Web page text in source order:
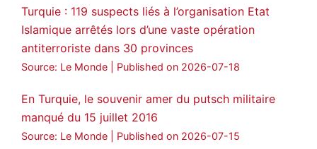
🔗 https://medyanews.rs/h4lwBwQ
3 2 Twitter
Voir plus...
Turquie : 119 suspects liés à l’organisation Etat
Islamique arrêtés lors d’une vaste opération
antiterroriste dans 30 provinces
Source: Le Monde Published on 2026-07-18
En Turquie, le souvenir amer du putsch militaire
manqué du 15 juillet 2016
Source: Le Monde Published on 2026-07-15